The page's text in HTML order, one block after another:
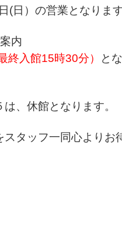
(日）の営業となります
内
終入館15時30分）
と
は、休館となります。
スタッフ一同心よりお